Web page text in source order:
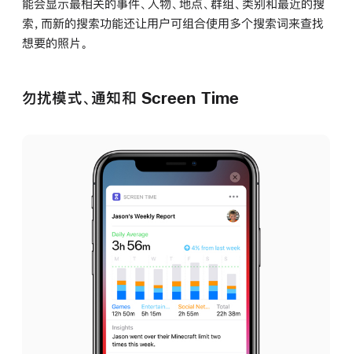
能会显示最相关的事件、人物、地点、群组、类别和最近的搜
索，而新的搜索功能还让用户可组合使用多个搜索词来查找
想要的照片。
勿扰模式、通知和 Screen Time